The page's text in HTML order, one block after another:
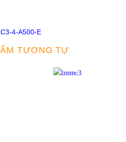
4-A500-E
TƯƠNG TỰ